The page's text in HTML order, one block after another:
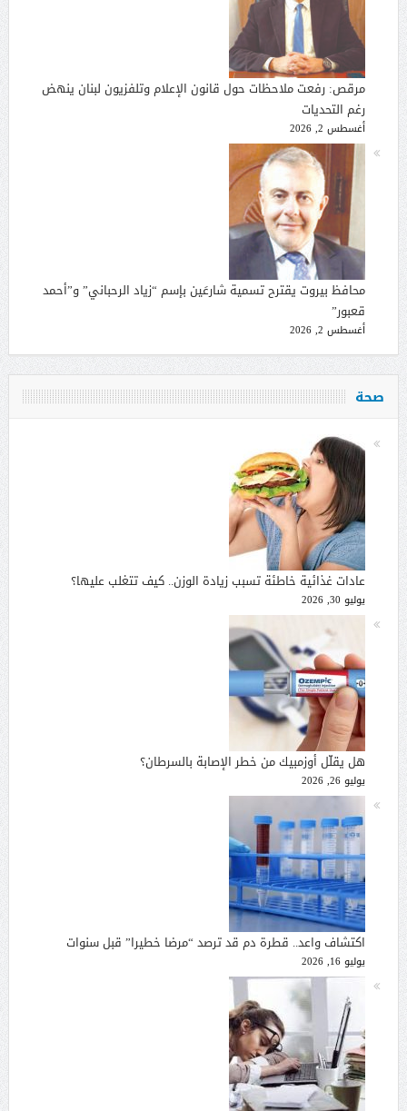
مرقص: رفعت ملاحظات حول قانون الإعلام وتلفزيون لبنان ينهض
رغم التحديات
أغسطس 2, 2026
محافظ بيروت يقترح تسمية شارعَين بإسم “زياد الرحباني” و”أحمد
قعبور”
أغسطس 2, 2026
صحة
عادات غذائية خاطئة تسبب زيادة الوزن.. كيف تتغلب عليها؟
يوليو 30, 2026
هل يقلّل أوزمبيك من خطر الإصابة بالسرطان؟
يوليو 26, 2026
اكتشاف واعد.. قطرة دم قد ترصد “مرضا خطيرا” قبل سنوات
يوليو 16, 2026